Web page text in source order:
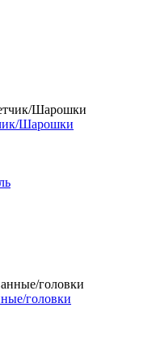
Шарошки
головки